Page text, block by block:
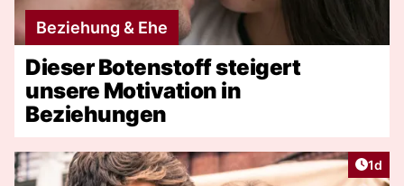
Beziehung & Ehe
Dieser Botenstoff steigert
unsere Motivation in
Beziehungen
1d